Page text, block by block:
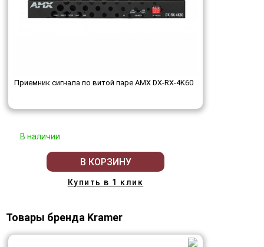
Приемник сигнала по витой паре AMX DX-RX-4K60
В наличии
В КОРЗИНУ
Купить в 1 клик
Товары бренда Kramer